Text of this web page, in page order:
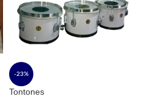
-23%
Tontones